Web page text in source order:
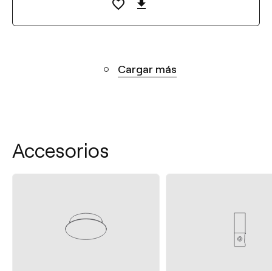
Cargar más
Accesorios